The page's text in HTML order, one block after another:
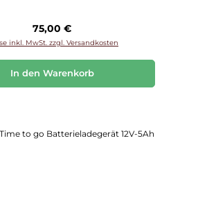
Regulärer Preis:
75,00 €
inkl. MwSt. zzgl. Versandkosten
In den Warenkorb